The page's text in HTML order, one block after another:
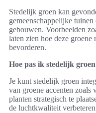
Stedelijk groen kan
gemeenschappelijke
gebouwen. Voorbeelden
laten zien hoe deze groene
bevorderen.
Hoe pas ik stedelijk
Je kunt stedelijk groen
van groene accenten
planten strategisch te
de luchtkwaliteit